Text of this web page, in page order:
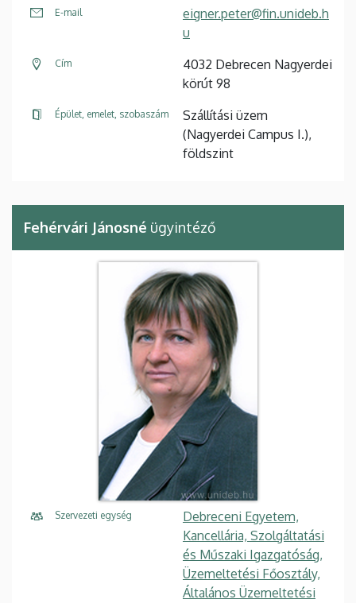
E-mail
eigner.peter@fin.unideb.h
u
Cím
4032 Debrecen Nagyerdei
körút 98
Épület, emelet, szobaszám
Szállítási üzem
(Nagyerdei Campus I.),
földszint
Fehérvári Jánosné ügyintéző
Szervezeti egység
Debreceni Egyetem,
Kancellária, Szolgáltatási
és Műszaki Igazgatóság,
Üzemeltetési Főosztály,
Általános Üzemeltetési